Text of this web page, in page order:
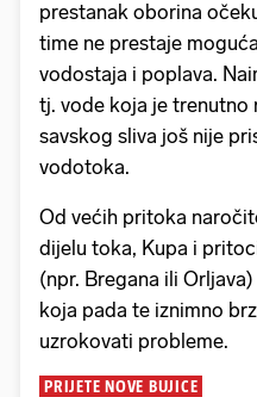
prestanak oborina
time ne prestaje
vodostaja i poplava.
tj. vode koja je trenutno
savskog sliva još nije
vodotoka.
Od većih pritoka
dijelu toka, Kupa i
(npr. Bregana ili
koja pada te iznimno
uzrokovati probleme.
PRIJETE NOVE BUJICE